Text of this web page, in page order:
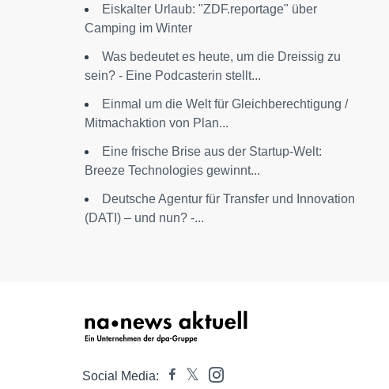
Eiskalter Urlaub: "ZDF.reportage" über
Camping im Winter
Was bedeutet es heute, um die Dreissig zu
sein? - Eine Podcasterin stellt...
Einmal um die Welt für Gleichberechtigung /
Mitmachaktion von Plan...
Eine frische Brise aus der Startup-Welt:
Breeze Technologies gewinnt...
Deutsche Agentur für Transfer und Innovation
(DATI) – und nun? -...
Social Media: